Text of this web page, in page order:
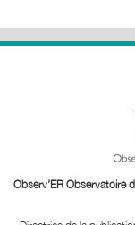
Observ’ER Observatoire